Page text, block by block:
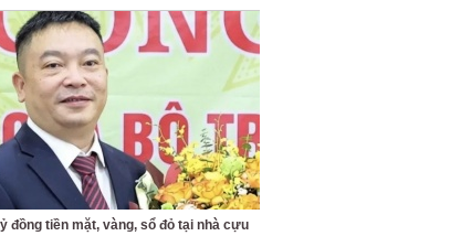
đồng tiền mặt, vàng, sổ đỏ tại nhà cựu